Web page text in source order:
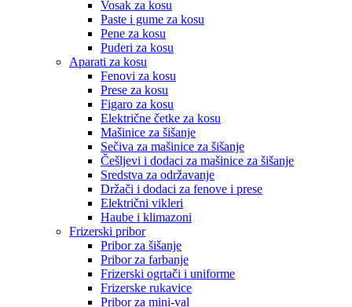
Vosak za kosu
Paste i gume za kosu
Pene za kosu
Puderi za kosu
Aparati za kosu
Fenovi za kosu
Prese za kosu
Figaro za kosu
Električne četke za kosu
Mašinice za šišanje
Sečiva za mašinice za šišanje
Češljevi i dodaci za mašinice za šišanje
Sredstva za održavanje
Držači i dodaci za fenove i prese
Električni vikleri
Haube i klimazoni
Frizerski pribor
Pribor za šišanje
Pribor za farbanje
Frizerski ogrtači i uniforme
Frizerske rukavice
Pribor za mini-val